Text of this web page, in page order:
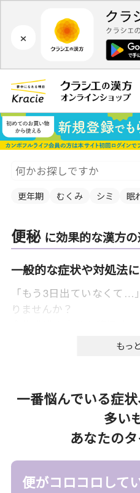
×
更年期 むくみ シミ 眠
便秘 に効果的な漢方
一般的な症状や対処法
「もう3日出ていなくて
りませんか？
ポーツなどで腸の動きを
便秘とは、「本来体外に
快適に排出できない状態
性、直腸性便秘などに分
て一般的には下剤で対処し
漢方の考え方
一番悩んでいる症
多い
あなたの
便がコロコロして